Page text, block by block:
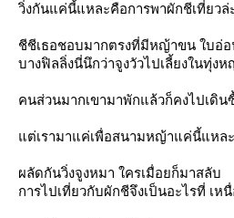
วิ่งกันแค่นี้แหละคือการพาผักชีเที่ยวล่
ชีชีเธอชอบมากตรงที่มีหญ้าขน ใบอ่อ
บางฟิลลิ่งนี่นึกว่าจูงวัวไปเลี้ยงในทุ่งห
คนส่วนมากเขามาพักแล้วก็คงไปเดิ
ต่เรามาแค่เพื่อสนามหญ้าแค่นี้แหละ
ผลัดกันวิ่งจูงหมา ใครเมื่อยก็มาสลับ
การไปเที่ยวกับผักชีจึงเป็นอะไรที่ เห